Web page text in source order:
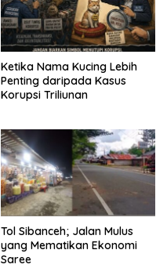
Ketika Nama Kucing Lebih
Penting daripada Kasus
Korupsi Triliunan
Tol Sibanceh; Jalan Mulus
yang Mematikan Ekonomi
Saree